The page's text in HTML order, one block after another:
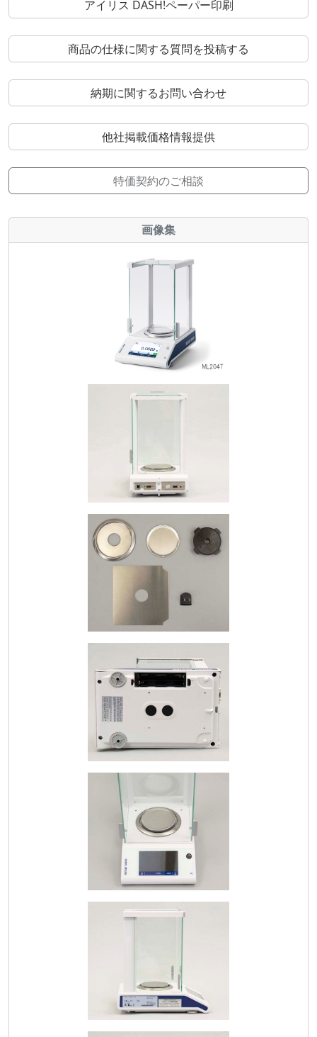
アイリス DASH!ペーパー印刷
商品の仕様に関する質問を投稿する
納期に関するお問い合わせ
他社掲載価格情報提供
特価契約のご相談
画像集